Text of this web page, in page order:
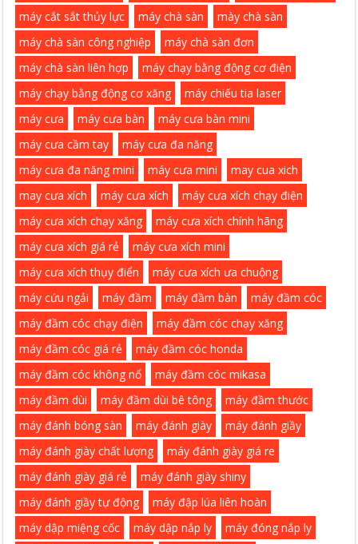
máy cắt sắt thủy lực
máy chà sàn
mày chà sàn
máy chà sàn công nghiệp
máy chà sàn đơn
máy chà sàn liên hợp
máy chạy bằng động cơ điện
máy chạy bằng động cơ xăng
máy chiếu tia laser
máy cưa
máy cưa bàn
máy cưa bàn mini
máy cưa cầm tay
máy cưa đa năng
máy cưa đa năng mini
máy cưa mini
may cua xich
may cưa xích
máy cưa xích
máy cưa xích chạy điện
máy cưa xích chạy xăng
máy cưa xích chính hãng
máy cưa xích giá rẻ
máy cưa xích mini
máy cưa xích thụy điển
máy cưa xích ưa chuộng
máy cứu ngải
máy đầm máy đầm bàn
máy đầm cóc
máy đầm cóc chạy điện
máy đầm cóc chạy xăng
máy đầm cóc giá rẻ
máy đầm cóc honda
máy đầm cóc không nổ
máy đầm cóc mikasa
máy đầm dùi
máy đầm dùi bê tông
máy đầm thước
máy đánh bóng sàn
máy đánh giày
máy đánh giầy
máy đánh giày chất lượng
máy đánh giày giá re
máy đánh giày giá rẻ
máy đánh giày shiny
máy đánh giầy tự động
máy đập lúa liên hoàn
máy dập miệng cốc
máy dập nắp ly
máy đóng nắp ly